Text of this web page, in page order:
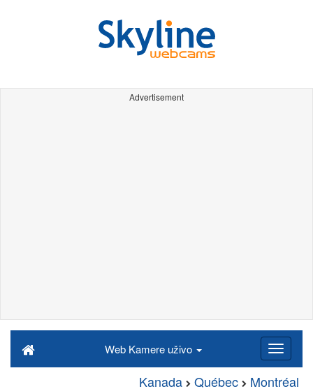
Advertisement
Web Kamere uživo
Kanada Québec Montréal